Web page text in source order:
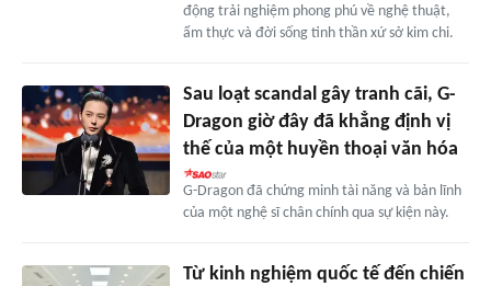
động trải nghiệm phong phú về nghệ thuật,
ẩm thực và đời sống tinh thần xứ sở kim chi.
Sau loạt scandal gây tranh cãi, G-
Dragon giờ đây đã khẳng định vị
thế của một huyền thoại văn hóa
G-Dragon đã chứng minh tài năng và bản lĩnh
của một nghệ sĩ chân chính qua sự kiện này.
Từ kinh nghiệm quốc tế đến chiến